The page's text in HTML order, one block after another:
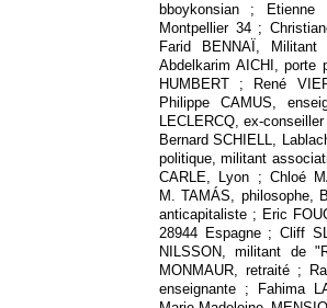
bboykonsian ; Etienne
Montpellier 34 ;
Farid BENNAÏ,
Abdelkarim AICHI, porte
HUMBERT ; René
Philippe CAMUS,
LECLERCQ, ex-
Bernard SCHIELL,
politique, militant
CARLE, Lyon ; Chloé
M. TAMÁS, philosophe,
anticapitaliste ; Eric
28944 Espagne ; Cliff
NILSSON, militant de
MONMAUR, retraité ;
enseignante ; Fahima